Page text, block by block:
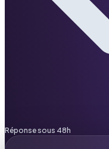
Réponse sous 48h